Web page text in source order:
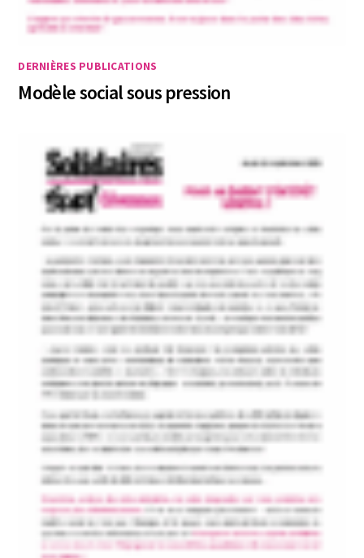
DERNIÈRES PUBLICATIONS
Modèle social sous pression